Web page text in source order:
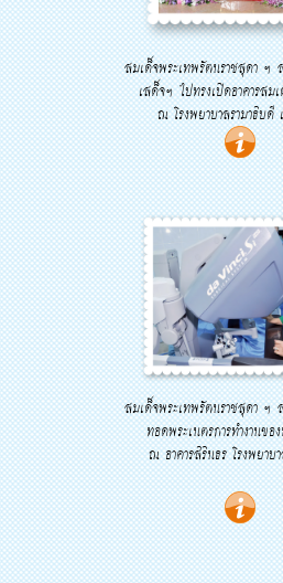
สมเด็จพระเทพรัตนราชสุดา ฯ
เสด็จฯ ไปทรงเปิดอาคารสม
ณ โรงพยาบาลรามาธิบดี
สมเด็จพระเทพรัตนราชสุดา ฯ
ทอดพระเนตรการทำงานข
ณ อาคารสิรินธร โรงพยาบ